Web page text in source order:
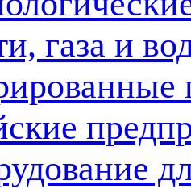
газа и